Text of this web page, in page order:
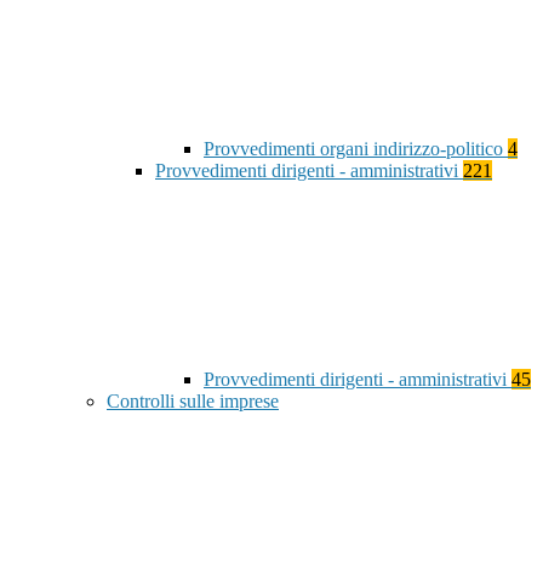
Provvedimenti organi indirizzo-politico 4
Provvedimenti dirigenti - amministrativi 221
Provvedimenti dirigenti - amministrativi 45
Controlli sulle imprese